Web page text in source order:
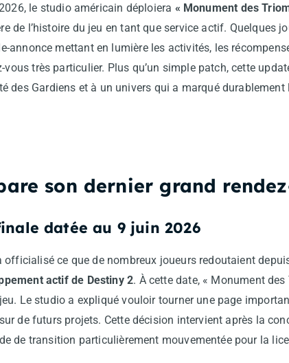
le studio américain déploiera « Monument des
de l’histoire du jeu en tant que service actif. Quelques
annonce mettant en lumière les activités, les
très particulier. Plus qu’un simple patch, cette
des Gardiens et à un univers qui a marqué durablement
son dernier grand
datée au 9 juin 2026
officialisé ce que de nombreux joueurs redoutaient
actif de Destiny 2. À cette date, « Monument
Le studio a expliqué vouloir tourner une page
de futurs projets. Cette décision intervient après la
de transition particulièrement mouvementée pour la